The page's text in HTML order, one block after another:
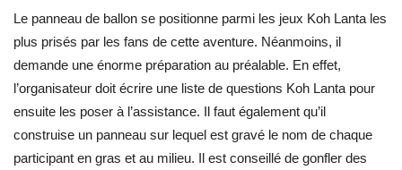
Le panneau de ballon se positionne parmi les jeux Koh Lanta les
plus prisés par les fans de cette aventure. Néanmoins, il
demande une énorme préparation au préalable. En effet,
l’organisateur doit écrire une liste de questions Koh Lanta pour
ensuite les poser à l’assistance. Il faut également qu’il
construise un panneau sur lequel est gravé le nom de chaque
participant en gras et au milieu. Il est conseillé de gonfler des